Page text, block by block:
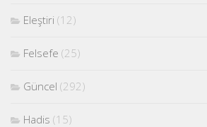
Eleştiri (12)
Felsefe (25)
Güncel (292)
Hadis (15)